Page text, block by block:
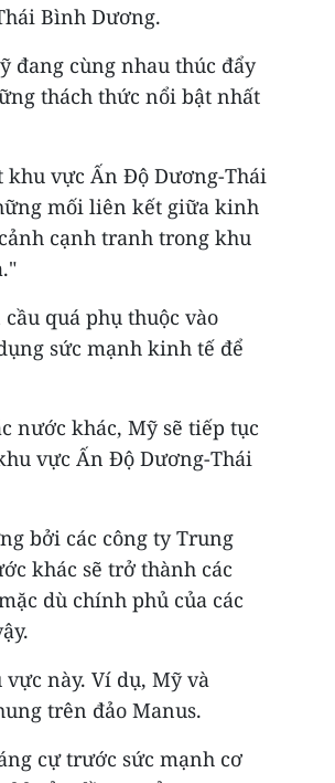
Bình Dương.
đang cùng nhau thúc đẩy
thách thức nổi bật nhất
khu vực Ấn Độ Dương-Thái
mối liên kết giữa kinh
cạnh tranh trong khu
quá phụ thuộc vào
sức mạnh kinh tế để
nước khác, Mỹ sẽ tiếp tục
vực Ấn Độ Dương-Thái
bởi các công ty Trung
khác sẽ trở thành các
dù chính phủ của các
này. Ví dụ, Mỹ và
trên đảo Manus.
cự trước sức mạnh cơ